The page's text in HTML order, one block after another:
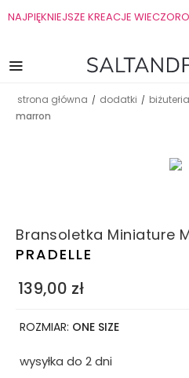
NAJPIĘKNIEJSZE KREACJE
strona główna / dodatki / biżuteria
marron
Bransoletka Miniature
PRADELLE
139,00 zł
ROZMIAR: ONE SIZE
wysyłka do 2 dni